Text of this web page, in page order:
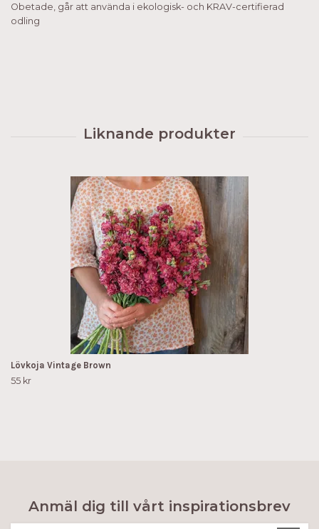
Obetade, går att använda i ekologisk- och KRAV-certifierad
odling
Lövkoja Vintage Brown
55 kr
Anmäl dig till vårt inspirationsbrev